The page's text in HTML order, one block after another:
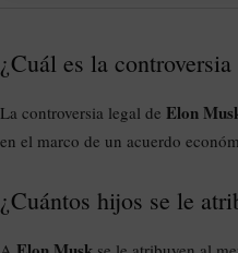
¿Cuál es la
La controversia legal de Elon
en el marco de un acuerdo
¿Cuántos hijos se le